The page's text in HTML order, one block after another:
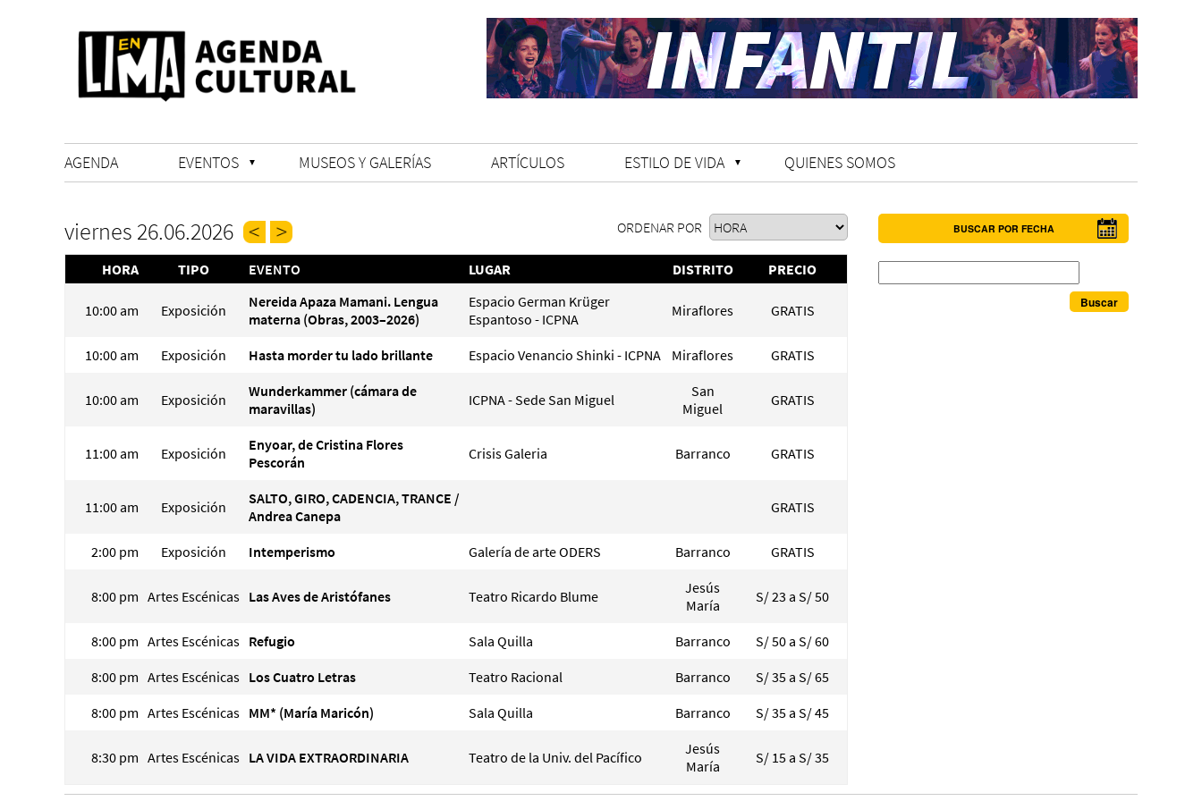
AGENDA EVENTOS MUSEOS Y GALERÍAS ARTÍCULOS ESTILO DE VIDA QUIENES SOMOS
viernes 26.06.2026 ORDENAR POR
HORA TIPO EVENTO LUGAR DISTRITO PRECIO
10:00 am Exposición
Nereida Apaza Mamani. Lengua
materna (Obras, 2003–2026)
Espacio German Krüger
Espantoso - ICPNA
Miraflores GRATIS
10:00 am Exposición Hasta morder tu lado brillante Espacio Venancio Shinki - ICPNA Miraflores GRATIS
10:00 am Exposición
Wunderkammer (cámara de
maravillas)
ICPNA - Sede San Miguel
San
Miguel
GRATIS
11:00 am Exposición
Enyoar, de Cristina Flores
Pescorán
Crisis Galeria Barranco GRATIS
11:00 am Exposición
SALTO, GIRO, CADENCIA, TRANCE /
Andrea Canepa
GRATIS
2:00 pm Exposición Intemperismo Galería de arte ODERS Barranco GRATIS
8:00 pm Artes Escénicas Las Aves de Aristófanes Teatro Ricardo Blume
Jesús
María
S/ 23 a S/ 50
8:00 pm Artes Escénicas Refugio Sala Quilla Barranco
S/ 50 a S/ 60
8:00 pm Artes Escénicas Los Cuatro Letras Teatro Racional Barranco
S/ 35 a S/ 65
8:00 pm Artes Escénicas MM* (María Maricón) Sala Quilla Barranco S/ 35 a S/ 45
8:30 pm Artes Escénicas LA VIDA EXTRAORDINARIA Teatro de la Univ. del Pacífico
Jesús
María
S/ 15 a S/ 35
BUSCAR POR FECHA